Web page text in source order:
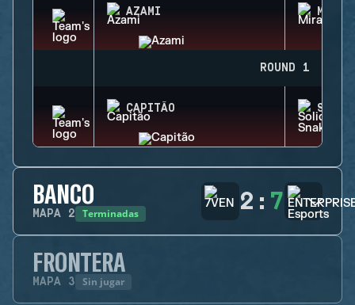
AZAMI MIRA
ROUND 1
CAPITÃO SOLID
BANCO
MAPA 2 Terminadas 2 : 7
FRONTERA
MAPA 3 Sin jugar